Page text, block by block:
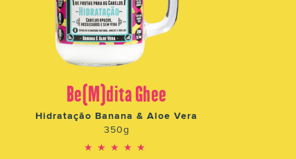
Be(M)dita Ghee
Hidratação Banana & Aloe Vera
350g
★★★★★